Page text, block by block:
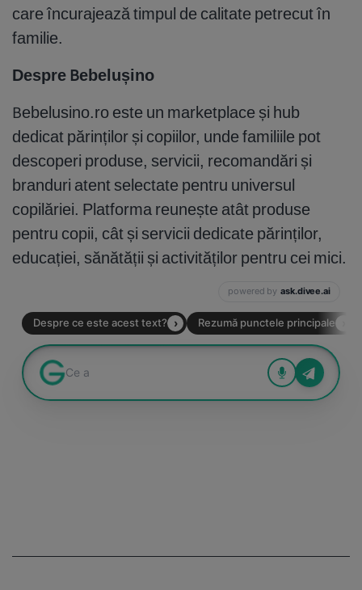
care încurajează timpul de calitate petrecut în
familie.
Despre Bebelușino
Bebelusino.ro este un marketplace și hub
dedicat părinților și copiilor, unde familiile pot
descoperi produse, servicii, recomandări și
branduri atent selectate pentru universul
copilăriei. Platforma reunește atât produse
pentru copii, cât și servicii dedicate părinților,
educației, sănătății și activităților pentru cei mici.